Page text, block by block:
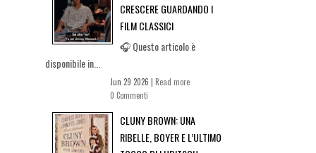
CRESCERE GUARDANDO I
FILM CLASSICI
🎧 Questo articolo è
disponibile in...
Jun 29 2026 | Read more
0 Commenti
CLUNY BROWN: UNA
RIBELLE, BOYER E L’ULTIMO